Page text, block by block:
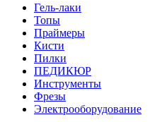
Гель-лаки
Топы
Праймеры
Кисти
Пилки
ПЕДИКЮР
Инструменты
Фрезы
Электрооборудование